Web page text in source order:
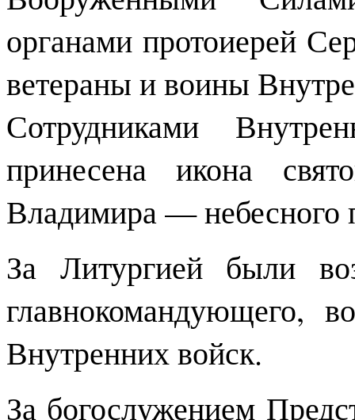
органами протоиерей
ветераны и воины
Сотрудниками
принесена икона
Владимира — небесного
За Литургией были
главнокомандующего,
Внутренних войск.
За богослужением